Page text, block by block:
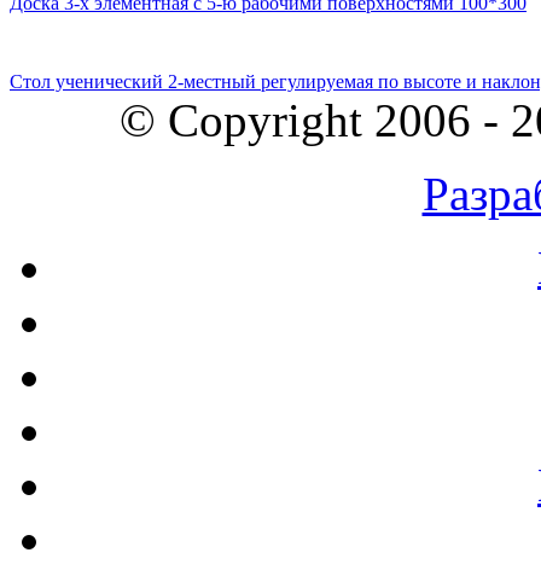
Стол ученический 2-местный регулируемая по высоте и
© Copyright 2006 -